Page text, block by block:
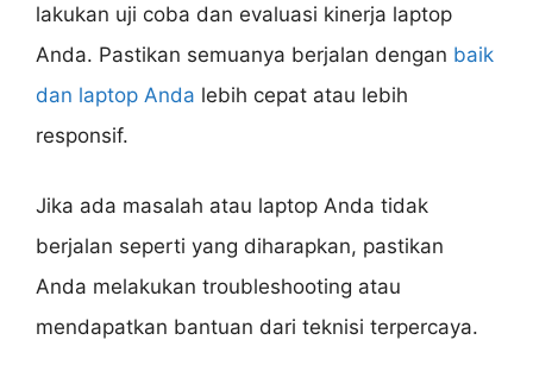
lakukan uji coba dan evaluasi kinerja laptop
Anda. Pastikan semuanya berjalan dengan baik
dan laptop Anda lebih cepat atau lebih
responsif.
Jika ada masalah atau laptop Anda tidak
berjalan seperti yang diharapkan, pastikan
Anda melakukan troubleshooting atau
mendapatkan bantuan dari teknisi terpercaya.